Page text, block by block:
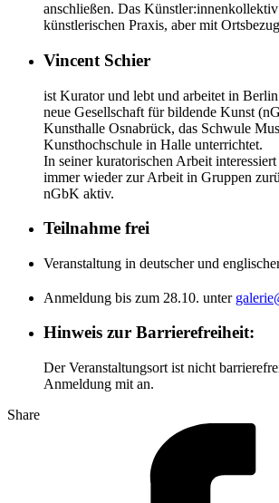
anschließen. Das
künstlerischen Praxis, aber mit
Vincent Schier
ist Kurator und lebt und arbeitet in
neue Gesellschaft für bildende Kunst
Kunsthalle Osnabrück, das Schwule
Kunsthochschule in Halle unterrichtet.
In seiner kuratorischen Arbeit
immer wieder zur Arbeit in Gruppen
nGbK aktiv.
Teilnahme frei
Veranstaltung in deutscher und
Anmeldung bis zum 28.10. unter
Hinweis zur Barrierefreiheit:
Der Veranstaltungsort ist nicht
Anmeldung mit an.
Share